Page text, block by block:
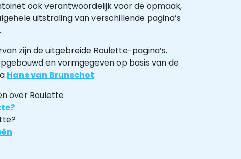
ook verantwoordelijk voor de opmaak,
uitstraling van verschillende pagina’s
zijn de uitgebreide Roulette-pagina’s.
en vormgegeven op basis van de
Hans van Brunschot:
over Roulette